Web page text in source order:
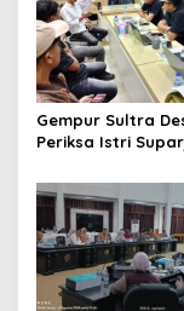
Gempur Sultra
Periksa Istri
Kasus Tambang